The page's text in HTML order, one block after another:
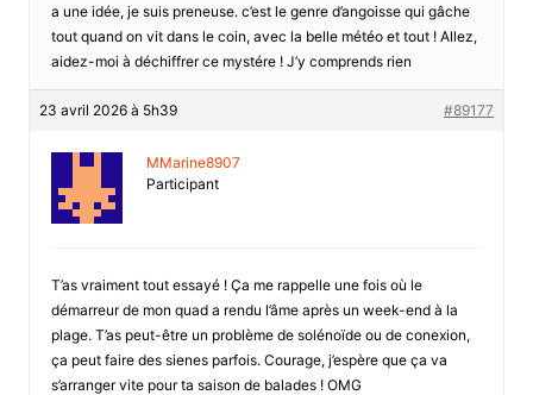
a une idée, je suis preneuse. c’est le genre d’angoisse qui gâche
tout quand on vit dans le coin, avec la belle météo et tout ! Allez,
aidez-moi à déchiffrer ce mystére ! J’y comprends rien
23 avril 2026 à 5h39 #89177
MMarine8907
Participant
T’as vraiment tout essayé ! Ça me rappelle une fois où le
démarreur de mon quad a rendu l’âme après un week-end à la
plage. T’as peut-être un problème de solénoïde ou de conexion,
ça peut faire des sienes parfois. Courage, j’espère que ça va
s’arranger vite pour ta saison de balades ! OMG